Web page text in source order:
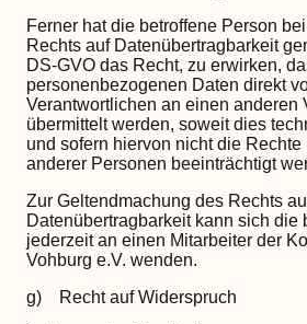
Ferner hat die betroffene Person
Rechts auf Datenübertragbarkeit
DS-GVO das Recht, zu erwirken,
personenbezogenen Daten direkt
Verantwortlichen an einen anderen
übermittelt werden, soweit dies
und sofern hiervon nicht die
anderer Personen beeinträchtigt
Zur Geltendmachung des Rechts
Datenübertragbarkeit kann sich die
jederzeit an einen Mitarbeiter der
Vohburg e.V. wenden.
g) Recht auf Widerspruch